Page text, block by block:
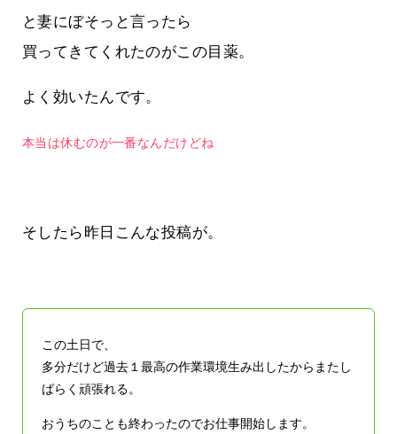
と妻にぼそっと言ったら
買ってきてくれたのがこの目薬。
よく効いたんです。
本当は休むのが一番なんだけどね
そしたら昨日こんな投稿が。
この土日で、
多分だけど過去１最高の作業環境生み出したからまたし
ばらく頑張れる。
おうちのことも終わったのでお仕事開始します。